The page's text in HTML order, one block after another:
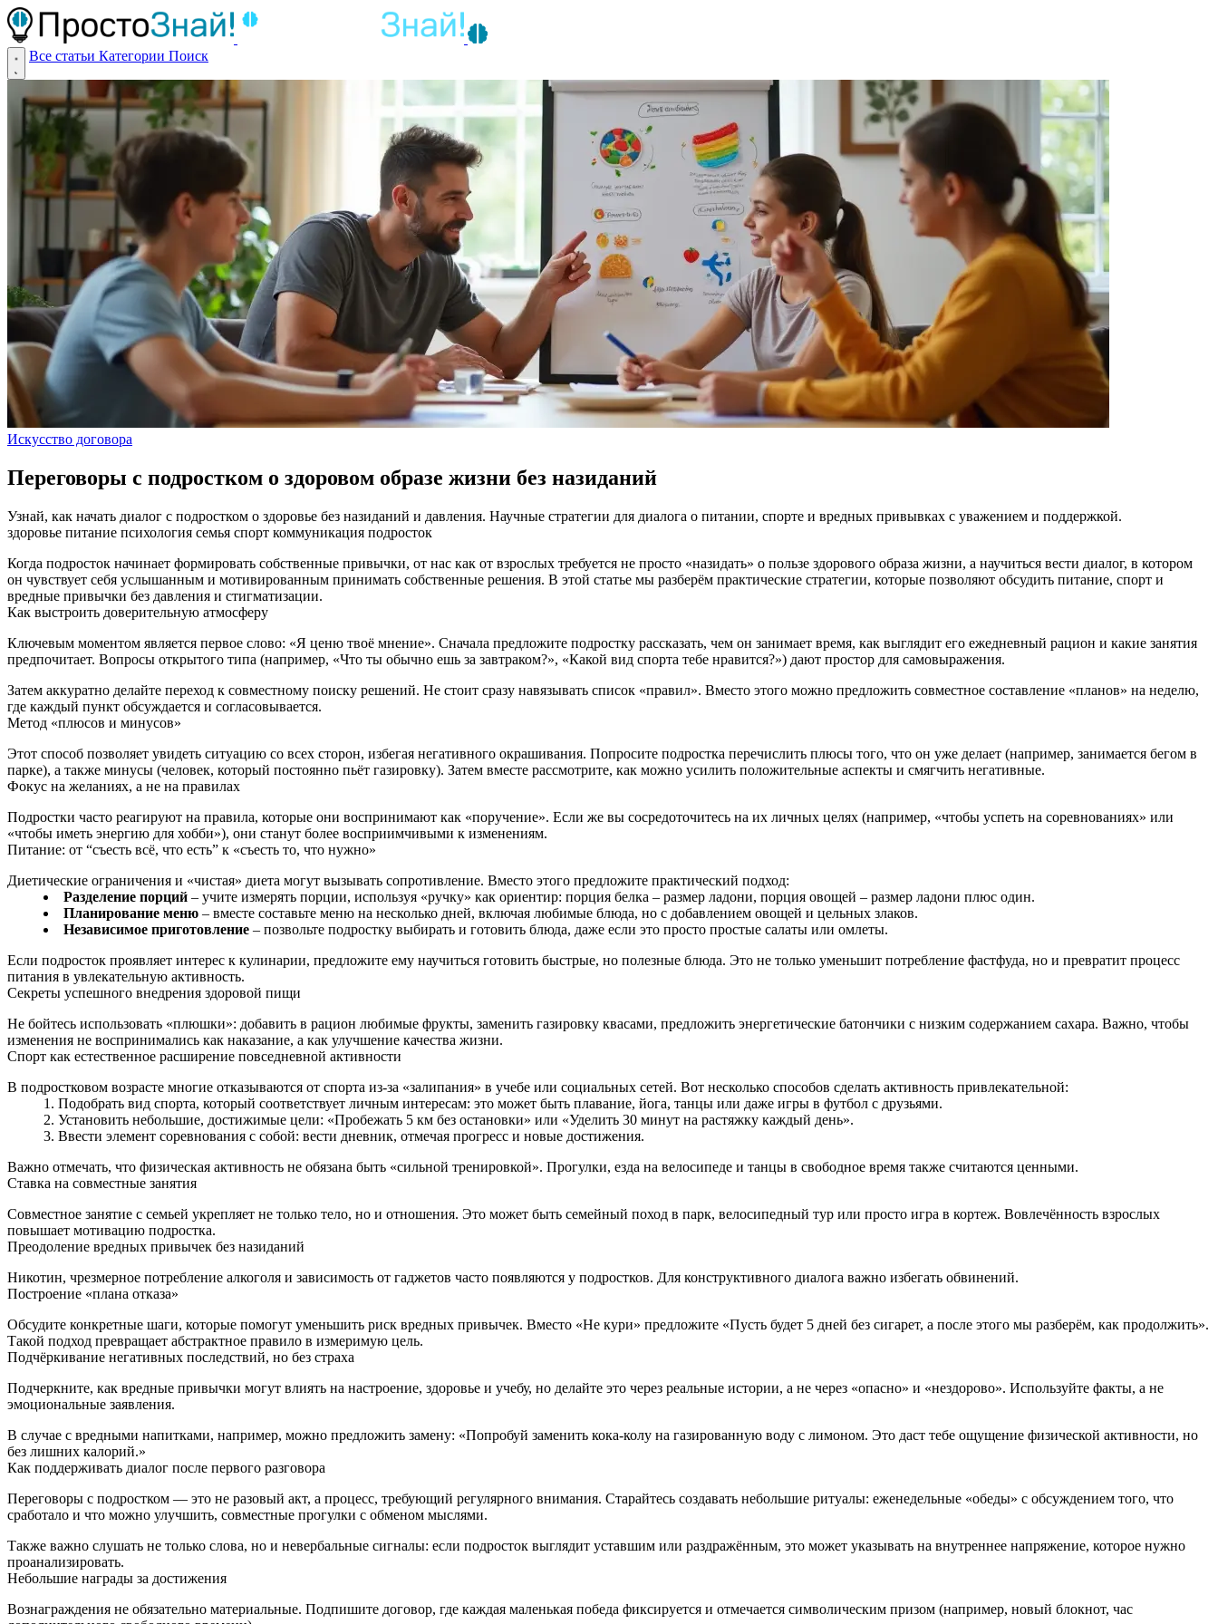
Все статьи Категории Поиск
Искусство договора
Переговоры с подростком о здоровом образе жизни без назиданий
Узнай, как начать диалог с подростком о здоровье без назиданий и давления. Научные стратегии для диалога о питании, спорте и вредных привывках с уважением и поддержкой.
здоровье питание психология семья спорт коммуникация подросток
Когда подросток начинает формировать собственные привычки, от нас как от взрослых требуется не просто «назидать» о пользе здорового образа жизни, а научиться вести диалог, в котором
он чувствует себя услышанным и мотивированным принимать собственные решения. В этой статье мы разберём практические стратегии, которые позволяют обсудить питание, спорт и
вредные привычки без давления и стигматизации.
Как выстроить доверительную атмосферу
Ключевым моментом является первое слово: «Я ценю твоё мнение». Сначала предложите подростку рассказать, чем он занимает время, как выглядит его ежедневный рацион и какие занятия
предпочитает. Вопросы открытого типа (например, «Что ты обычно ешь за завтраком?», «Какой вид спорта тебе нравится?») дают простор для самовыражения.
Затем аккуратно делайте переход к совместному поиску решений. Не стоит сразу навязывать список «правил». Вместо этого можно предложить совместное составление «планов» на неделю,
где каждый пункт обсуждается и согласовывается.
Метод «плюсов и минусов»
Этот способ позволяет увидеть ситуацию со всех сторон, избегая негативного окрашивания. Попросите подростка перечислить плюсы того, что он уже делает (например, занимается бегом в
парке), а также минусы (человек, который постоянно пьёт газировку). Затем вместе рассмотрите, как можно усилить положительные аспекты и смягчить негативные.
Фокус на желаниях, а не на правилах
Подростки часто реагируют на правила, которые они воспринимают как «поручение». Если же вы сосредоточитесь на их личных целях (например, «чтобы успеть на соревнованиях» или
«чтобы иметь энергию для хобби»), они станут более восприимчивыми к изменениям.
Питание: от “съесть всё, что есть” к «съесть то, что нужно»
Диетические ограничения и «чистая» диета могут вызывать сопротивление. Вместо этого предложите практический подход:
Разделение порций – учите измерять порции, используя «ручку» как ориентир: порция белка – размер ладони, порция овощей – размер ладони плюс один.
Планирование меню – вместе составьте меню на несколько дней, включая любимые блюда, но с добавлением овощей и цельных злаков.
Независимое приготовление – позвольте подростку выбирать и готовить блюда, даже если это просто простые салаты или омлеты.
Если подросток проявляет интерес к кулинарии, предложите ему научиться готовить быстрые, но полезные блюда. Это не только уменьшит потребление фастфуда, но и превратит процесс
питания в увлекательную активность.
Секреты успешного внедрения здоровой пищи
Не бойтесь использовать «плюшки»: добавить в рацион любимые фрукты, заменить газировку квасами, предложить энергетические батончики с низким содержанием сахара. Важно, чтобы
изменения не воспринимались как наказание, а как улучшение качества жизни.
Спорт как естественное расширение повседневной активности
В подростковом возрасте многие отказываются от спорта из-за «залипания» в учебе или социальных сетей. Вот несколько способов сделать активность привлекательной:
Подобрать вид спорта, который соответствует личным интересам: это может быть плавание, йога, танцы или даже игры в футбол с друзьями.
Установить небольшие, достижимые цели: «Пробежать 5 км без остановки» или «Уделить 30 минут на растяжку каждый день».
Ввести элемент соревнования с собой: вести дневник, отмечая прогресс и новые достижения.
Важно отмечать, что физическая активность не обязана быть «сильной тренировкой». Прогулки, езда на велосипеде и танцы в свободное время также считаются ценными.
Ставка на совместные занятия
Совместное занятие с семьей укрепляет не только тело, но и отношения. Это может быть семейный поход в парк, велосипедный тур или просто игра в кортеж. Вовлечённость взрослых
повышает мотивацию подростка.
Преодоление вредных привычек без назиданий
Никотин, чрезмерное потребление алкоголя и зависимость от гаджетов часто появляются у подростков. Для конструктивного диалога важно избегать обвинений.
Построение «плана отказа»
Обсудите конкретные шаги, которые помогут уменьшить риск вредных привычек. Вместо «Не кури» предложите «Пусть будет 5 дней без сигарет, а после этого мы разберём, как продолжить».
Такой подход превращает абстрактное правило в измеримую цель.
Подчёркивание негативных последствий, но без страха
Подчеркните, как вредные привычки могут влиять на настроение, здоровье и учебу, но делайте это через реальные истории, а не через «опасно» и «нездорово». Используйте факты, а не
эмоциональные заявления.
В случае с вредными напитками, например, можно предложить замену: «Попробуй заменить кока-колу на газированную воду с лимоном. Это даст тебе ощущение физической активности, но
без лишних калорий.»
Как поддерживать диалог после первого разговора
Переговоры с подростком — это не разовый акт, а процесс, требующий регулярного внимания. Старайтесь создавать небольшие ритуалы: еженедельные «обеды» с обсуждением того, что
сработало и что можно улучшить, совместные прогулки с обменом мыслями.
Также важно слушать не только слова, но и невербальные сигналы: если подросток выглядит уставшим или раздражённым, это может указывать на внутреннее напряжение, которое нужно
проанализировать.
Небольшие награды за достижения
Вознаграждения не обязательно материальные. Подпишите договор, где каждая маленькая победа фиксируется и отмечается символическим призом (например, новый блокнот, час